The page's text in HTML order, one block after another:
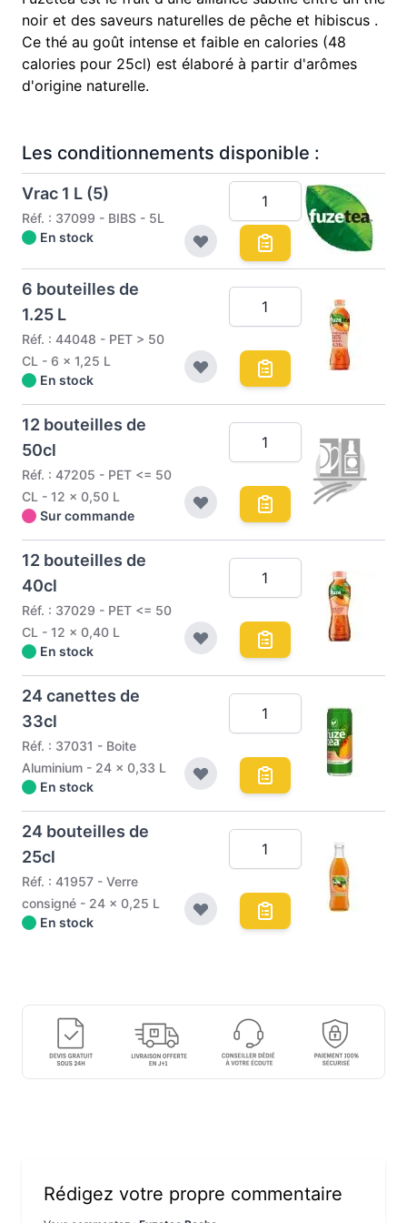
noir et des saveurs naturelles de pêche et hibiscus .
Ce thé au goût intense et faible en calories (48
calories pour 25cl) est élaboré à partir d'arômes
d'origine naturelle.
Les conditionnements disponible :
Vrac 1 L (5)
Réf. : 37099 - BIBS - 5L
En stock
6 bouteilles de
1.25 L
Réf. : 44048 - PET > 50
CL - 6 x 1,25 L
En stock
12 bouteilles de
50cl
Réf. : 47205 - PET <= 50
CL - 12 x 0,50 L
Sur commande
12 bouteilles de
40cl
Réf. : 37029 - PET <= 50
CL - 12 x 0,40 L
En stock
24 canettes de
33cl
Réf. : 37031 - Boite
Aluminium - 24 x 0,33 L
En stock
24 bouteilles de
25cl
Réf. : 41957 - Verre
consigné - 24 x 0,25 L
En stock
Rédigez votre propre commentaire